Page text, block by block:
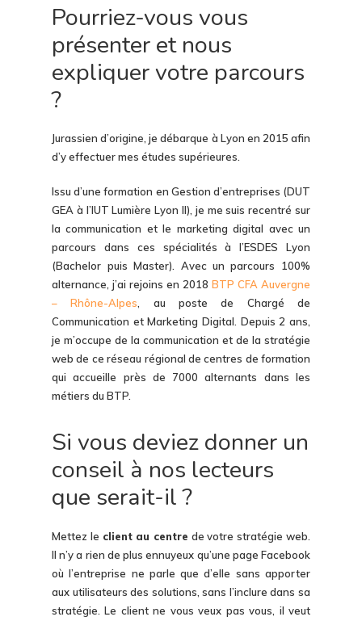
Pourriez-vous vous
présenter et nous
expliquer votre parcours
?
Jurassien d’origine, je débarque à Lyon en 2015 afin
d’y effectuer mes études supérieures.
Issu d’une formation en Gestion d’entreprises (DUT
GEA à l’IUT Lumière Lyon II), je me suis recentré sur
la communication et le marketing digital avec un
parcours dans ces spécialités à l’ESDES Lyon
(Bachelor puis Master). Avec un parcours 100%
alternance, j’ai rejoins en 2018 BTP CFA Auvergne
– Rhône-Alpes , au poste de Chargé de
Communication et Marketing Digital. Depuis 2 ans,
je m’occupe de la communication et de la stratégie
web de ce réseau régional de centres de formation
qui accueille près de 7000 alternants dans les
métiers du BTP.
Si vous deviez donner un
conseil à nos lecteurs
que serait-il ?
Mettez le client au centre de votre stratégie web.
Il n’y a rien de plus ennuyeux qu’une page Facebook
où l’entreprise ne parle que d’elle sans apporter
aux utilisateurs des solutions, sans l’inclure dans sa
stratégie. Le client ne vous veux pas vous, il veut